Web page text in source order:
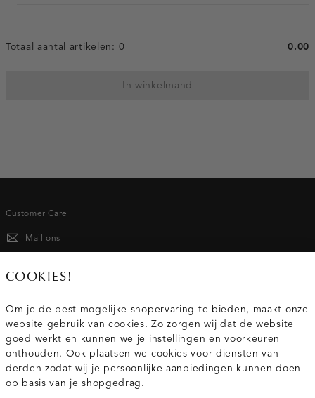
Totaal aantal artikelen: 0 0.00
In winkelmand
Customer Care
Mail ons
Service
Wij zijn Costes
COOKIES!
Om je de best mogelijke shopervaring te bieden, maakt onze
website gebruik van cookies. Zo zorgen wij dat de website
goed werkt en kunnen we je instellingen en voorkeuren
onthouden. Ook plaatsen we cookies voor diensten van
derden zodat wij je persoonlijke aanbiedingen kunnen doen
op basis van je shopgedrag.